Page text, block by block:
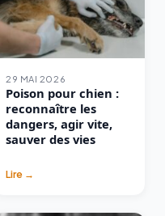
29 MAI 2026
Poison pour chien :
reconnaître les
dangers, agir vite,
sauver des vies
Lire →